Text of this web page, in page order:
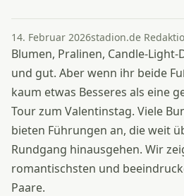
14. Februar 2026stadion.de
Blumen, Pralinen, Candle-
und gut. Aber wenn ihr beide
kaum etwas Besseres als eine
Tour zum Valentinstag. Viele
bieten Führungen an, die weit
Rundgang hinausgehen. Wir
romantischsten und
Paare.